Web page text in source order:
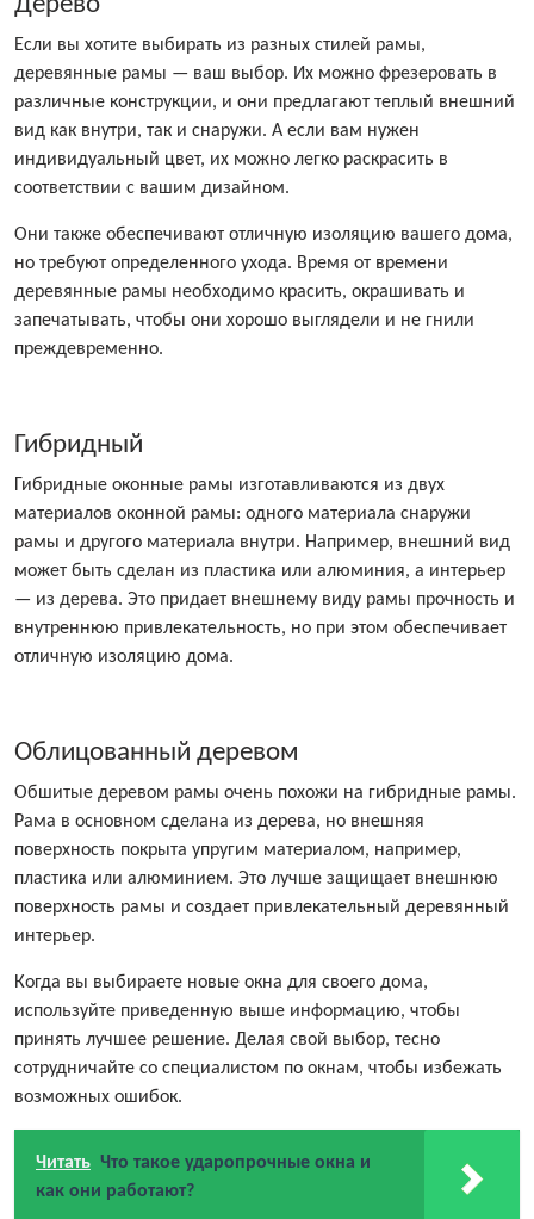
Если вы хотите выбирать из разных стилей рамы,
деревянные рамы — ваш выбор. Их можно фрезеровать в
различные конструкции, и они предлагают теплый внешний
вид как внутри, так и снаружи. А если вам нужен
индивидуальный цвет, их можно легко раскрасить в
соответствии с вашим дизайном.
Они также обеспечивают отличную изоляцию вашего дома,
но требуют определенного ухода. Время от времени
деревянные рамы необходимо красить, окрашивать и
запечатывать, чтобы они хорошо выглядели и не гнили
преждевременно.
Гибридный
Гибридные оконные рамы изготавливаются из двух
материалов оконной рамы: одного материала снаружи
рамы и другого материала внутри. Например, внешний вид
может быть сделан из пластика или алюминия, а интерьер
— из дерева. Это придает внешнему виду рамы прочность и
внутреннюю привлекательность, но при этом обеспечивает
отличную изоляцию дома.
Облицованный деревом
Обшитые деревом рамы очень похожи на гибридные рамы.
Рама в основном сделана из дерева, но внешняя
поверхность покрыта упругим материалом, например,
пластика или алюминием. Это лучше защищает внешнюю
поверхность рамы и создает привлекательный деревянный
интерьер.
Когда вы выбираете новые окна для своего дома,
используйте приведенную выше информацию, чтобы
принять лучшее решение. Делая свой выбор, тесно
сотрудничайте со специалистом по окнам, чтобы избежать
возможных ошибок.
Читать Что такое ударопрочные окна и
как они работают?